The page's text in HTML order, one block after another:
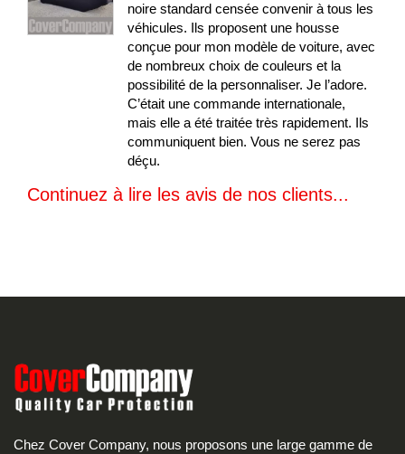
noire standard censée convenir à tous les
véhicules. Ils proposent une housse
conçue pour mon modèle de voiture, avec
de nombreux choix de couleurs et la
possibilité de la personnaliser. Je l’adore.
C’était une commande internationale,
mais elle a été traitée très rapidement. Ils
communiquent bien. Vous ne serez pas
déçu.
Continuez à lire les avis de nos clients...
Chez Cover Company, nous proposons une large gamme de